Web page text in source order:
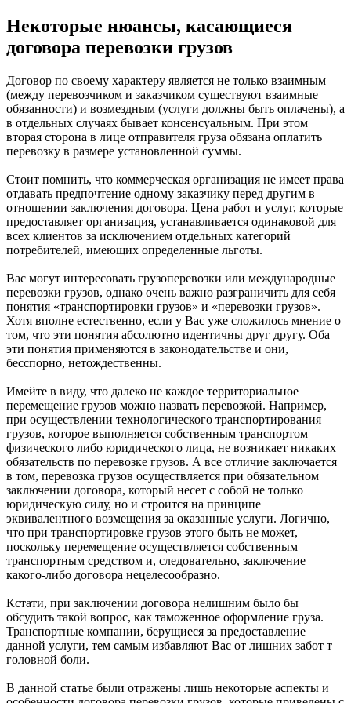
Некоторые нюансы, касающиеся
договора перевозки грузов
Договор по своему характеру является не только взаимным
(между перевозчиком и заказчиком существуют взаимные
обязанности) и возмездным (услуги должны быть оплачены), а
в отдельных случаях бывает консенсуальным. При этом
вторая сторона в лице отправителя груза обязана оплатить
перевозку в размере установленной суммы.
Стоит помнить, что коммерческая организация не имеет права
отдавать предпочтение одному заказчику перед другим в
отношении заключения договора. Цена работ и услуг, которые
предоставляет организация, устанавливается одинаковой для
всех клиентов за исключением отдельных категорий
потребителей, имеющих определенные льготы.
Вас могут интересовать грузоперевозки или международные
перевозки грузов, однако очень важно разграничить для себя
понятия «транспортировки грузов» и «перевозки грузов».
Хотя вполне естественно, если у Вас уже сложилось мнение о
том, что эти понятия абсолютно идентичны друг другу. Оба
эти понятия применяются в законодательстве и они,
бесспорно, нетождественны.
Имейте в виду, что далеко не каждое территориальное
перемещение грузов можно назвать перевозкой. Например,
при осуществлении технологического транспортирования
грузов, которое выполняется собственным транспортом
физического либо юридического лица, не возникает никаких
обязательств по перевозке грузов. А все отличие заключается
в том, перевозка грузов осуществляется при обязательном
заключении договора, который несет с собой не только
юридическую силу, но и строится на принципе
эквивалентного возмещения за оказанные услуги. Логично,
что при транспортировке грузов этого быть не может,
поскольку перемещение осуществляется собственным
транспортным средством и, следовательно, заключение
какого-либо договора нецелесообразно.
Кстати, при заключении договора нелишним было бы
обсудить такой вопрос, как таможенное оформление груза.
Транспортные компании, берущиеся за предоставление
данной услуги, тем самым избавляют Вас от лишних забот т
головной боли.
В данной статье были отражены лишь некоторые аспекты и